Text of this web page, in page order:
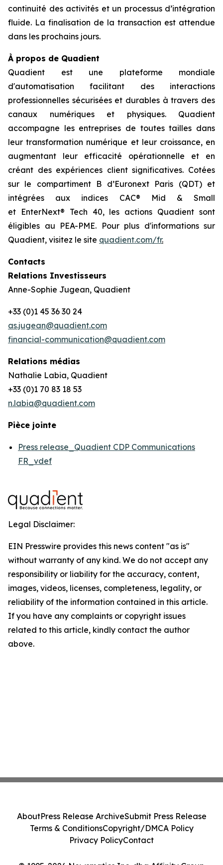
continuité des activités et un processus d’intégration
fluide. La finalisation de la transaction est attendue
dans les prochains jours.
À propos de Quadient
Quadient est une plateforme mondiale
d'automatisation facilitant des interactions
professionnelles sécurisées et durables à travers des
canaux numériques et physiques. Quadient
accompagne les entreprises de toutes tailles dans
leur transformation numérique et leur croissance, en
augmentant leur efficacité opérationnelle et en
créant des expériences client significatives. Cotées
sur le compartiment B d’Euronext Paris (QDT) et
intégrées aux indices CAC® Mid & Small
et EnterNext® Tech 40, les actions Quadient sont
éligibles au PEA-PME. Pour plus d'informations sur
Quadient, visitez le site quadient.com/fr.
Contacts
Relations Investisseurs
Anne-Sophie Jugean, Quadient
+33 (0)1 45 36 30 24
as.jugean@quadient.com
financial-communication@quadient.com
Relations médias
Nathalie Labia, Quadient
+33 (0)1 70 83 18 53
n.labia@quadient.com
Pièce jointe
Press release_Quadient CDP Communications
FR_vdef
Legal Disclaimer:
EIN Presswire provides this news content "as is"
without warranty of any kind. We do not accept any
responsibility or liability for the accuracy, content,
images, videos, licenses, completeness, legality, or
reliability of the information contained in this article.
If you have any complaints or copyright issues
related to this article, kindly contact the author
above.
AboutPress Release ArchiveSubmit Press Release
Terms & ConditionsCopyright/DMCA Policy
Privacy PolicyContact